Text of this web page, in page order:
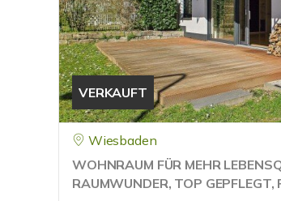
VERKAUFT
Wiesbaden
WOHNRAUM FÜR MEHR
RAUMWUNDER, TOP